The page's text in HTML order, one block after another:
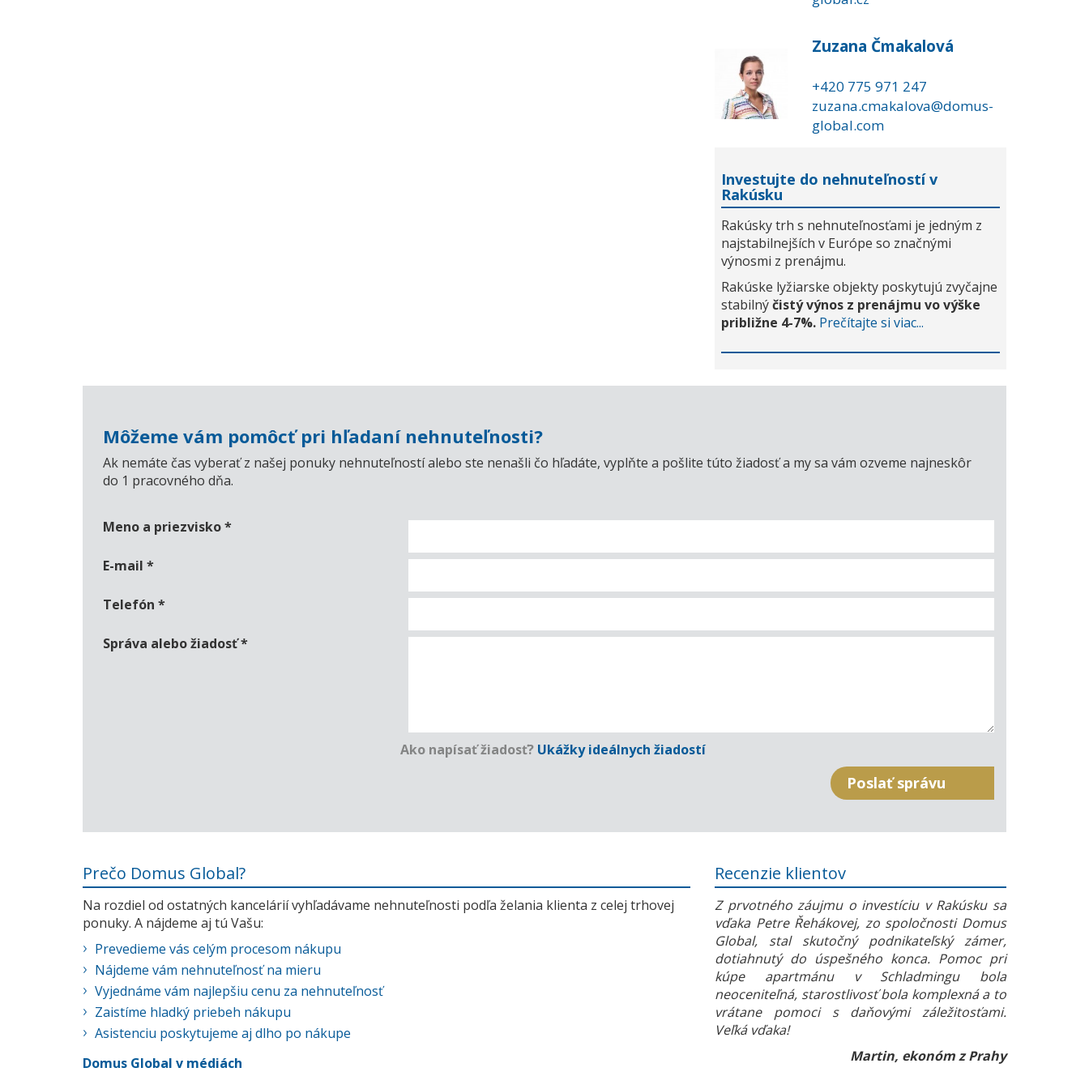
Zuzana Čmakalová
+420 775 971 247
zuzana.cmakalova@domus-
global.com
Investujte do nehnuteľností v
Rakúsku
Rakúsky trh s nehnuteľnosťami je jedným z
najstabilnejších v Európe so značnými
výnosmi z prenájmu.
Rakúske lyžiarske objekty poskytujú zvyčajne
stabilnýčistý výnos z prenájmu vo výške
približne 4-7%. Prečítajte si viac...
Môžeme vám pomôcť pri hľadaní nehnuteľnosti?
Ak nemáte čas vyberať z našej ponuky nehnuteľností alebo ste nenašli čo hľadáte, vyplňte a pošlite túto žiadosť a my sa vám ozveme najneskôr
do 1 pracovného dňa.
Meno a priezvisko*
E-mail *
Telefón *
Správa alebo žiadosť*
Ako napísať žiadosť? Ukážky ideálnych žiadostí
Prečo Domus Global?
Na rozdiel od ostatných kancelárií vyhľadávame nehnuteľnosti podľa želania klienta z celej trhovej
ponuky. A nájdeme aj tú Vašu:
Prevedieme vás celým procesom nákupu
Nájdeme vám nehnuteľnosť na mieru
Vyjednáme vám najlepšiu cenu za nehnuteľnosť
Zaistíme hladký priebeh nákupu
Asistenciu poskytujeme aj dlho po nákupe
Domus Global v médiách
Recenzie klientov
Z prvotného záujmu o investíciu v Rakúsku sa
vďaka Petre Řehákovej, zo spoločnosti Domus
Global, stal skutočný podnikateľský zámer,
dotiahnutý do úspešného konca. Pomoc pri
kúpe apartmánu v Schladmingu bola
neoceniteľná, starostlivosť bola komplexná a to
vrátane pomoci s daňovými záležitosťami.
Veľká vďaka!
Martin, ekonóm z Prahy